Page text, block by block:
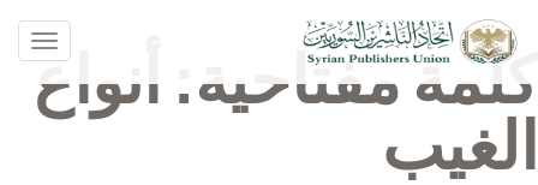
كلمة مفتاحية: أنواع
الغيب